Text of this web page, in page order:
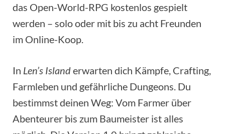
das Open-World-RPG kostenlos gespielt
werden – solo oder mit bis zu acht Freunden
im Online-Koop.
In Len’s Islanderwarten dich Kämpfe, Crafting,
Farmleben und gefährliche Dungeons. Du
bestimmst deinen Weg: Vom Farmer über
Abenteurer bis zum Baumeister ist alles